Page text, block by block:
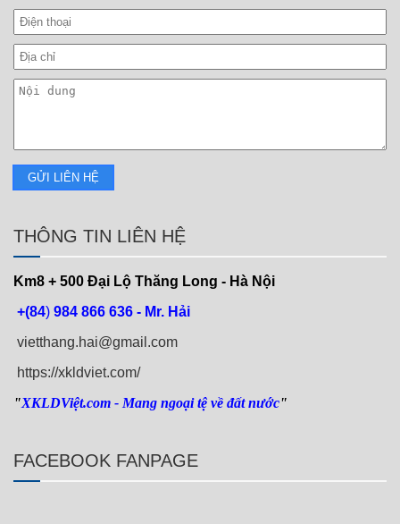
THÔNG TIN LIÊN HỆ
Km8 + 500 Đại Lộ Thăng Long - Hà Nội
+(84) 984 866 636 - Mr. Hải
vietthang.hai@gmail.com
https://xkldviet.com/
"XKLDViệt.com - Mang ngoại tệ về đất nước"
FACEBOOK FANPAGE